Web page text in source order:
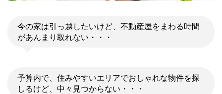
今の家は引っ越したいけど、不動産屋をまわる時間
があんまり取れない・・・
予算内で、住みやすいエリアでおしゃれな物件を探
しるけど、中々見つからない・・・